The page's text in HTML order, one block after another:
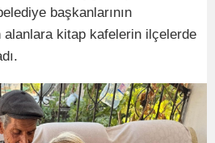
başkanlarının
kitap kafelerin ilçelerde